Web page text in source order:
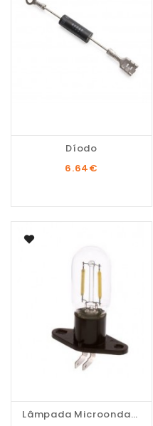
Díodo
6.64€
Lâmpada Microondas...